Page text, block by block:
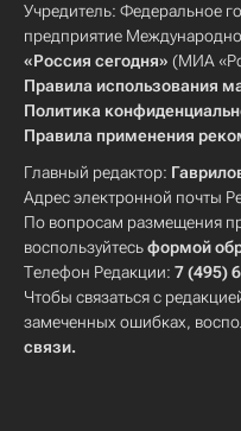
Учредитель: Федеральное
предприятие
«Россия сегодня» (МИА
Правила использования
Политика
Правила применения
Главный редактор:
Адрес электронной почты
По вопросам размещения
воспользуйтесьформой
Телефон Редакции: 7 (495)
Чтобы связаться с
замеченных ошибках,
связи.